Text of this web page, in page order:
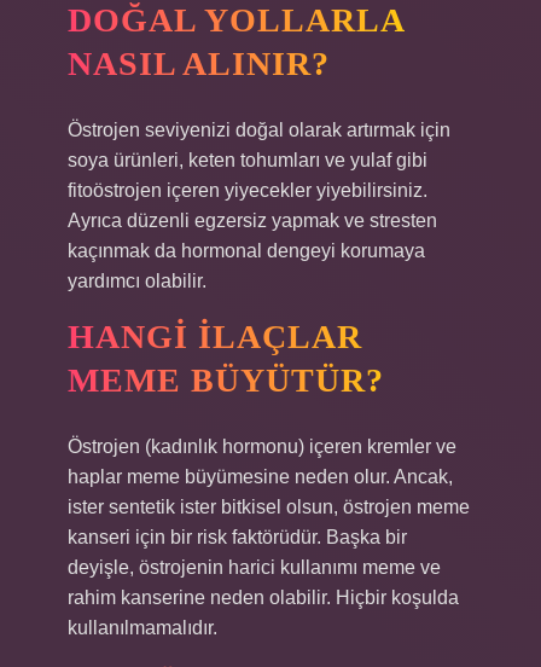
DOĞAL YOLLARLA
NASIL ALINIR?
Östrojen seviyenizi doğal olarak artırmak için
soya ürünleri, keten tohumları ve yulaf gibi
fitoöstrojen içeren yiyecekler yiyebilirsiniz.
Ayrıca düzenli egzersiz yapmak ve stresten
kaçınmak da hormonal dengeyi korumaya
yardımcı olabilir.
HANGI ILAÇLAR
MEME BÜYÜTÜR?
Östrojen (kadınlık hormonu) içeren kremler ve
haplar meme büyümesine neden olur. Ancak,
ister sentetik ister bitkisel olsun, östrojen meme
kanseri için bir risk faktörüdür. Başka bir
deyişle, östrojenin harici kullanımı meme ve
rahim kanserine neden olabilir. Hiçbir koşulda
kullanılmamalıdır.